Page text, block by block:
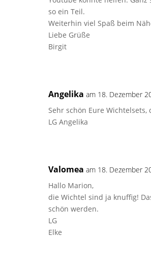
so ein Teil.
Weiterhin viel Spaß beim
Liebe Grüße
Birgit
Angelika am 18. Dezember
Sehr schön Eure
LG Angelika
Valomea am 18. Dezember
Hallo Marion,
die Wichtel sind ja knuffig!
schön werden.
LG
Elke